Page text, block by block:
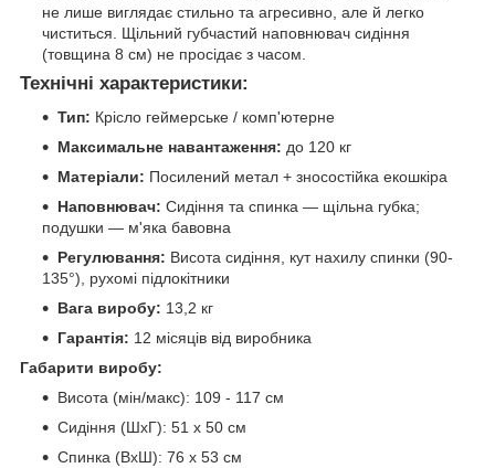
не лише виглядає стильно та агресивно, але й легко
чиститься. Щільний губчастий наповнювач сидіння
(товщина 8 см) не просідає з часом.
Технічні характеристики:
Тип: Крісло геймерське / комп'ютерне
Максимальне навантаження: до 120 кг
Матеріали: Посилений метал + зносостійка екошкіра
Наповнювач: Сидіння та спинка — щільна губка;
подушки — м'яка бавовна
Регулювання: Висота сидіння, кут нахилу спинки (90-
135°), рухомі підлокітники
Вага виробу: 13,2 кг
Гарантія: 12 місяців від виробника
Габарити виробу:
Висота (мін/макс): 109 - 117 см
Сидіння (ШхГ): 51 х 50 см
Спинка (ВхШ): 76 х 53 см